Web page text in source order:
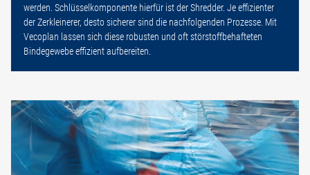
werden. Schlüsselkomponente hierfür ist der Shredder. Je effizienter
der Zerkleinerer, desto sicherer sind die nachfolgenden Prozesse. Mit
Vecoplan lassen sich diese robusten und oft störstoffbehafteten
Bindegewebe effizient aufbereiten.